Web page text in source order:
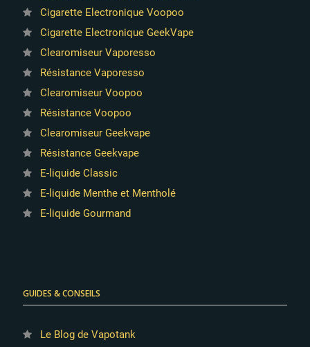
Cigarette Electronique Voopoo
Cigarette Electronique GeekVape
Clearomiseur Vaporesso
Résistance Vaporesso
Clearomiseur Voopoo
Résistance Voopoo
Clearomiseur Geekvape
Résistance Geekvape
E-liquide Classic
E-liquide Menthe et Mentholé
E-liquide Gourmand
GUIDES & CONSEILS
Le Blog de Vapotank